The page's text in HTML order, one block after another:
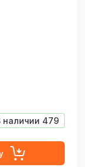
наличии 479